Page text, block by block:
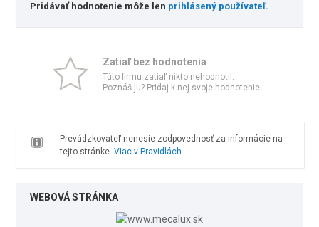
Pridávať hodnotenie môže len prihlásený používateľ.
Zatiaľ bez hodnotenia
Túto firmu zatiaľ nikto nehodnotil.
Poznáš ju? Pridaj k nej svoje hodnotenie.
Prevádzkovateľ nenesie zodpovednosť za informácie na
tejto stránke. Viac v Pravidlách
WEBOVÁ STRÁNKA